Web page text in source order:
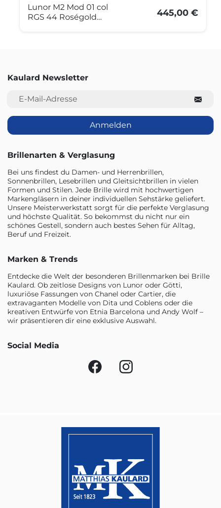
Lunor M2 Mod 01 col
RGS 44 Roségold
445,00 €
Kaulard Newsletter
E-Mail-Adresse
Anmelden
Brillenarten & Verglasung
Bei uns findest du Damen- und Herrenbrillen,
Sonnenbrillen, Lesebrillen und Gleitsichtbrillen in vielen
Formen und Stilen. Jede Brille wird mit hochwertigen
Markengläsern in deiner individuellen Sehstärke geliefert.
Unsere Meisterwerkstatt sorgt für die perfekte Verglasung
und höchste Qualität. So bekommst du nicht nur ein
schönes Gestell, sondern auch bestes Sehen für Alltag,
Beruf und Freizeit.
Marken & Trends
Entdecke die Welt der besonderen Brillenmarken bei Brille
Kaulard. Ob zeitlose Designs von Lunor oder Götti,
luxuriöse Fassungen von Chanel oder Cartier, die
extravaganten Modelle von Dita und Coblens oder die
kreativen Entwürfe von Etnia Barcelona und Andy Wolf –
wir präsentieren dir eine exklusive Auswahl.
Social Media